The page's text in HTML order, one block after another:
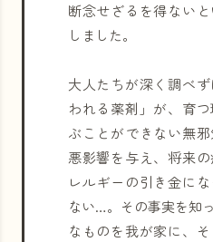
断念せざるを得ない
しました。
大人たちが深く調べ
われる薬剤」が、育
ぶことができない無
悪影響を与え、将来
レルギーの引き金に
ない…。その事実を知
なものを我が家に、